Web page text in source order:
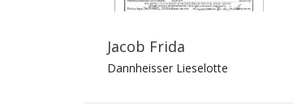
Jacob Frida
Dannheisser Lieselotte